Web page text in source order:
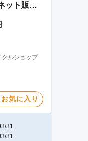
ット販売/
クルショップ
お気に入り
31
31